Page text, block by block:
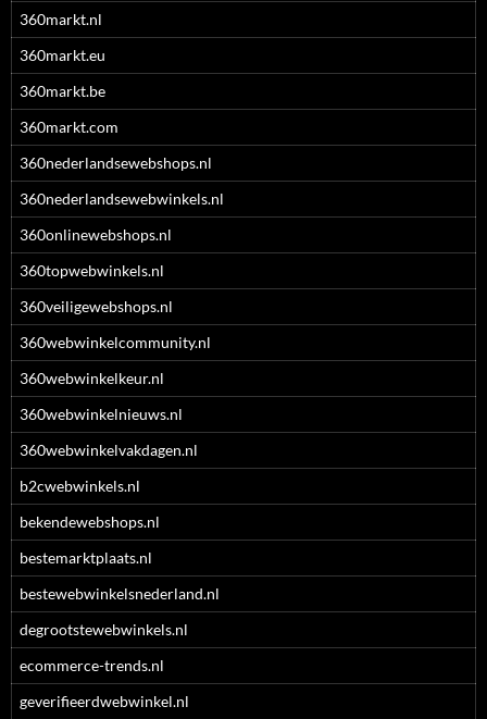
360markt.nl
360markt.eu
360markt.be
360markt.com
360nederlandsewebshops.nl
360nederlandsewebwinkels.nl
360onlinewebshops.nl
360topwebwinkels.nl
360veiligewebshops.nl
360webwinkelcommunity.nl
360webwinkelkeur.nl
360webwinkelnieuws.nl
360webwinkelvakdagen.nl
b2cwebwinkels.nl
bekendewebshops.nl
bestemarktplaats.nl
bestewebwinkelsnederland.nl
degrootstewebwinkels.nl
ecommerce-trends.nl
geverifieerdwebwinkel.nl